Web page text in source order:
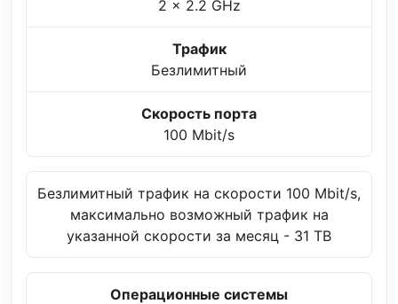
2 x 2.2 GHz
Трафик
Безлимитный
Скорость порта
100 Mbit/s
Безлимитный трафик на скорости 100 Mbit/s,
максимально возможный трафик на
указанной скорости за месяц - 31 TB
Операционные системы